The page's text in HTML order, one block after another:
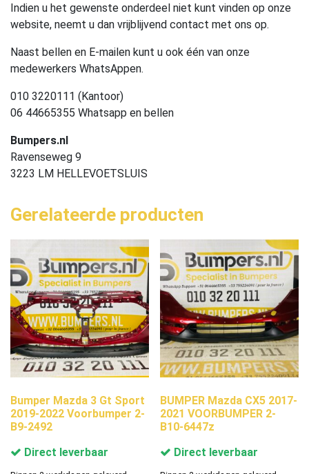
Indien u het gewenste onderdeel niet kunt vinden op onze
website, neemt u dan vrijblijvend contact met ons op.
Naast bellen en E-mailen kunt u ook één van onze
medewerkers WhatsAppen.
010 3220111 (Kantoor)
06 44665355 Whatsapp en bellen
Bumpers.nl
Ravenseweg 9
3223 LM HELLEVOETSLUIS
Gerelateerde producten
Bumper Mazda 3 Gt Sport
2019-2022 Voorbumper 2-
B9-2492
Direct leverbaar
BUMPER Mazda CX5 2017-
2021 VOORBUMPER 2-
B10-6447z
Direct leverbaar